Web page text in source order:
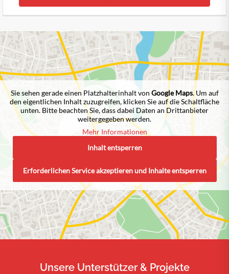
Sie sehen gerade einen Platzhalterinhalt von Google Maps. Um auf
den eigentlichen Inhalt zuzugreifen, klicken Sie auf die Schaltfläche
unten. Bitte beachten Sie, dass dabei Daten an Drittanbieter
weitergegeben werden.
Mehr Informationen
Inhalt entsperren
Erforderlichen Service akzeptieren und Inhalte entsperren
Unsere Unterstützer & Projekte